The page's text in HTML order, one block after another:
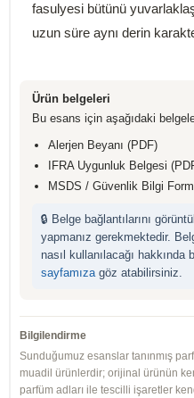
fasulyesi bütünü
uzun süre aynı derin
Ürün belgeleri
Bu esans için aşağıdaki
Alerjen Beyanı (PDF)
IFRA Uygunluk Belgesi
MSDS / Güvenlik Bilgi
🔒 Belge bağlantılarını
yapmanız gerekmektedir.
nasıl kullanılacağı hakkında
sayfamızagöz atabilirsiniz.
Bilgilendirme
Sunduğumuz esanslar tanınmış
muadil ürünlerdir; orijinal ürünün
parfüm adları ile tescilli işaretler